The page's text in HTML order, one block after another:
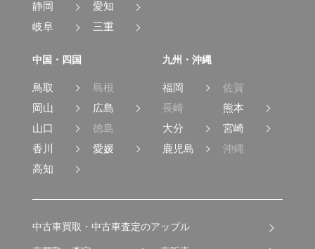
静岡
愛知
岐阜
三重
中国・四国
鳥取
島根
岡山
広島
山口
徳島
香川
愛媛
高知
九州・沖縄
福岡
佐賀
長崎
熊本
大分
宮崎
鹿児島
沖縄
中古車買取・中古車査定のアップル